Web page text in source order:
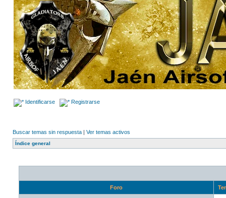
Identificarse Registrarse
Buscar temas sin respuesta | Ver temas activos
Índice general
Foro